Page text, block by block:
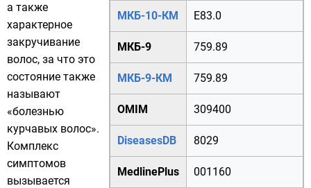
МКБ-10-КМ E83.0
МКБ-9 759.89
МКБ-9-КМ 759.89
OMIM 309400
DiseasesDB 8029
MedlinePlus 001160
а также
характерное
закручивание
волос, за что это
состояние также
называют
«болезнью
курчавых волос».
Комплекс
симптомов
вызывается